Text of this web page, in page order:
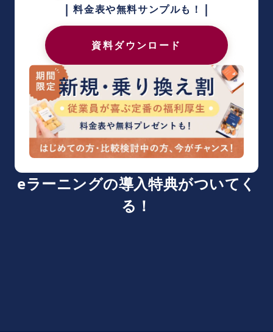
| 料金表や無料サンプルも！ |
資料ダウンロード
eラーニングの導入特典がついてく
る！